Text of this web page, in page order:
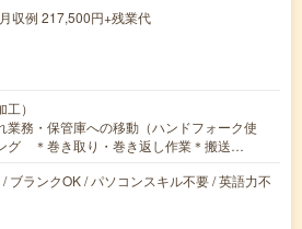
収例 217,500円+残業代
）
業務・保管庫への移動（ハンドフォーク使
グ ＊巻き取り・巻き返し作業＊搬送…
ブランクOK / パソコンスキル不要 / 英語力不